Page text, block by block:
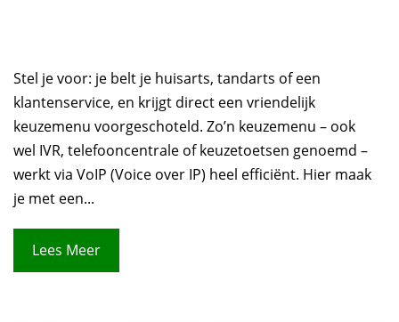
Stel je voor: je belt je huisarts, tandarts of een
klantenservice, en krijgt direct een vriendelijk
keuzemenu voorgeschoteld. Zo’n keuzemenu – ook
wel IVR, telefooncentrale of keuzetoetsen genoemd –
werkt via VoIP (Voice over IP) heel efficiënt. Hier maak
je met een...
Lees Meer